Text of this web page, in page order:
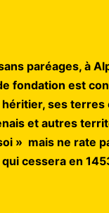
paréages, à
fondation est
héritier, ses
et autres
» mais ne rate
cessera en